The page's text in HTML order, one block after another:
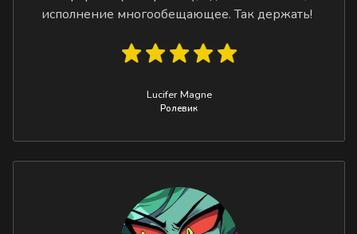
исполнение многообещающее. Так держать!
Lucifer Magne
Ролевик